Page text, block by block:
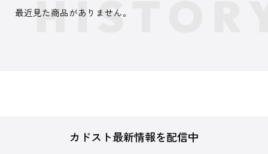
最近見た商品がありません。
カドスト最新情報を配信中